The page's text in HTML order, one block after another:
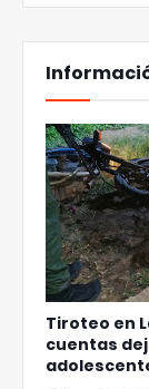
Tiroteo en
cuentas